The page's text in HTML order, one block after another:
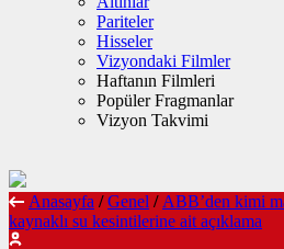
Pariteler
Hisseler
Vizyondaki Filmler
Haftanın Filmleri
Popüler Fragmanlar
Vizyon Takvimi
Anasayfa / Genel / ABB’den kimi
kaynaklı su kesintilerine ait açıklama